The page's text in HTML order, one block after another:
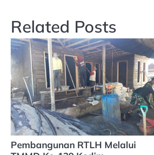
Related Posts
Pembangunan RTLH Melalui